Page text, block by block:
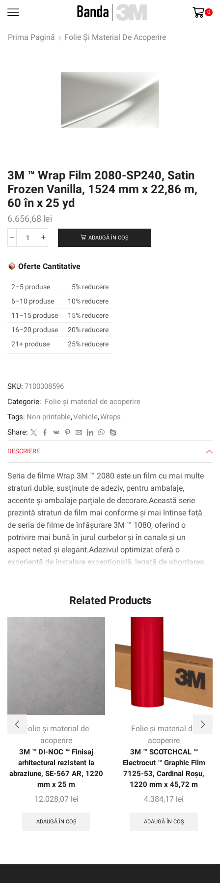
0
Prima Pagină Folie Și Material De Acoperire
3M ™ Wrap Film 2080-SP240, Satin
Frozen Vanilla, 1524 mm x 22,86 m,
60 în x 25 yd
6.656,68 lei
Cantitate
™
Film
2080-
SP240,
Satin
Frozen
Vanilla,
22,86
60
în
25
yd
ADAUGĂ ÎN COȘ
Oferte Cantitative
2–5 produse
5% reducere
6–10 produse
10% reducere
11–15 produse
15% reducere
16–20 produse
20% reducere
21+ produse
25% reducere
SKU: 7100308596
Categorie: Folie și material de acoperire
Tags: Non-printable,Vehicle,Wraps
Share:
DESCRIERE
Seria de filme Wrap 3M ™ 2080 este un film cu mai multe
straturi duble, susținute de adeziv, pentru ambalaje,
accente și ambalaje parțiale de decorare.Această serie
prezintă straturi de film mai conforme și mai întinse față
de seria de filme de înfășurare 3M ™ 1080, oferind o
potrivire mai bună în jurul curbelor și în canale și un
aspect neted și elegant.Adezivul optimizat oferă o
experiență de instalare excepțională, legată de abordarea
inițiale pentru o repoziționare ușoară, iar 3M ™ Comply ™
mm, instalatorii pot aplica pe film pe aproape orice
secțiune a vehiculului fără cusături.Garanția oferă
clienților încredere cu până la opt ani de protecție pe
Related Products
Folie și material de
acoperire
3M ™ DI-NOC ™ Finisaj
arhitectural rezistent la
abraziune, SE-567 AR, 1220
mm x 25 m
12.028,07 lei
ADAUGĂ ÎN COȘ
Folie și material de
acoperire
3M ™ SCOTCHCAL ™
Electrocut ™ Graphic Film
7125-53, Cardinal Roșu,
1220 mm x 45,72 m
4.384,17 lei
ADAUGĂ ÎN COȘ